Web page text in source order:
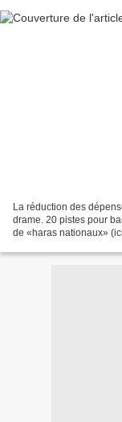
La réduction des
drame. 20 pistes pour
de «haras nationaux»